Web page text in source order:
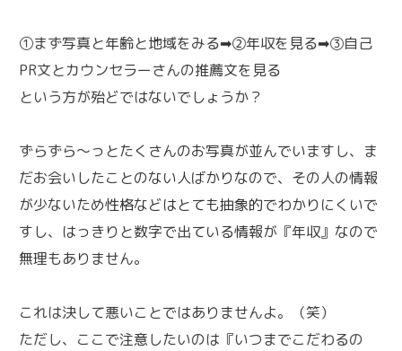
①まず写真と年齢と地域をみる➡②年収を見る➡③自己
PR文とカウンセラーさんの推薦文を見る
という方が殆どではないでしょうか？
ずらずら～っとたくさんのお写真が並んでいますし、ま
だお会いしたことのない人ばかりなので、その人の情報
が少ないため性格などはとても抽象的でわかりにくいで
すし、はっきりと数字で出ている情報が『年収』なので
無理もありません。
これは決して悪いことではありませんよ。（笑）
ただし、ここで注意したいのは『いつまでこだわるの